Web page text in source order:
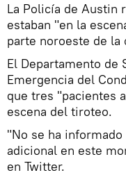
La Policía de Austin
estaban "en la
parte noroeste de la
El Departamento de
Emergencia del
que tres "pacientes
escena del tiroteo.
"No se ha
adicional en este
en Twitter.